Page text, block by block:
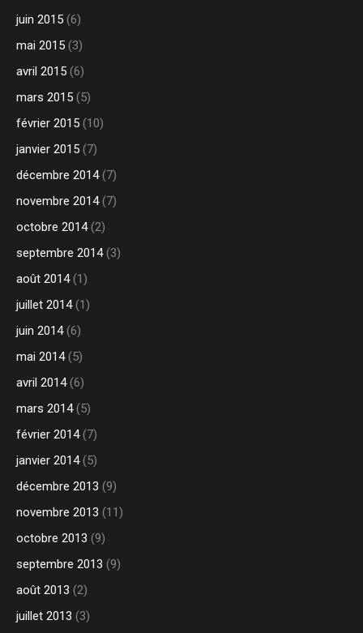
juin 2015 (6)
mai 2015 (3)
avril 2015 (6)
mars 2015 (5)
février 2015 (10)
janvier 2015 (7)
décembre 2014(7)
novembre 2014(7)
octobre 2014(2)
septembre 2014(3)
août 2014(1)
juillet 2014(1)
juin 2014(6)
mai 2014(5)
avril 2014(6)
mars 2014(5)
février 2014(7)
janvier 2014(5)
décembre 2013 (9)
novembre 2013 (11)
octobre 2013 (9)
septembre 2013 (9)
août 2013 (2)
juillet 2013 (3)